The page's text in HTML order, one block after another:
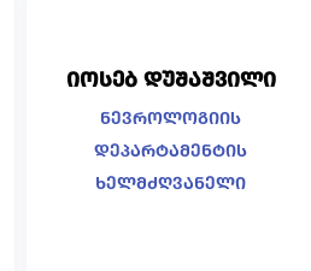
იოსებ დუშაშვილი
ნევროლოგიის
დეპარტამენტის
ხელმძღვანელი